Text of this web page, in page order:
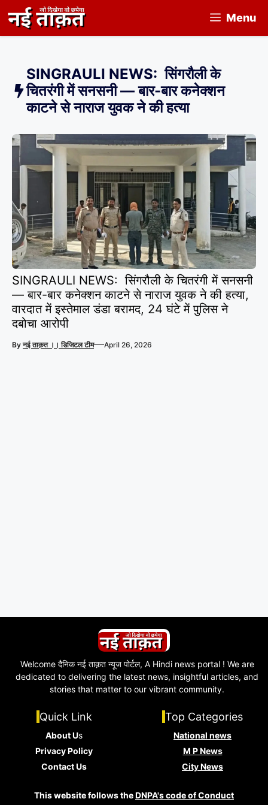
to
content
Menu
SINGRAULI NEWS: सिंगरौली के
चितरंगी में सनसनी — बार-बार कनेक्शन
काटने से नाराज युवक ने की हत्या
SINGRAULI NEWS: सिंगरौली के चितरंगी में सनसनी
— बार-बार कनेक्शन काटने से नाराज युवक ने की हत्या,
वारदात में इस्तेमाल डंडा बरामद, 24 घंटे में पुलिस ने
दबोचा आरोपी
Byनई ताक़त ।। डिजिटल टीम—April 26, 2026
Welcome दैनिक नई ताक़त न्यूज पोर्टल, A Hindi news portal ! We are
dedicated to delivering the latest news, insightful articles, and
stories that matter to our vibrant community.
Quick Link
About Us
Privacy Policy
Contact Us
Top Categories
National news
M P News
City News
This website follows theDNPA's code of Conduct